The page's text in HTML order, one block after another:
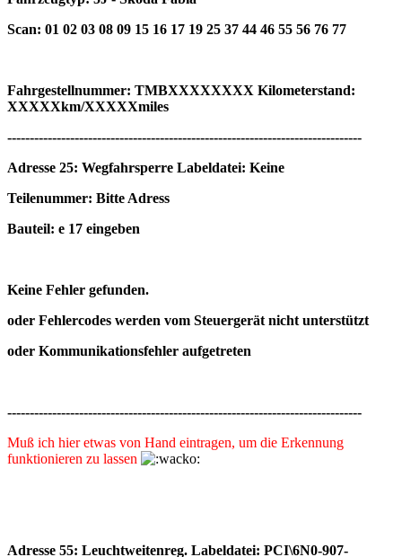
Scan: 01 02 03 08 09 15 16 17 19 25 37 44 46 55 56 76 77
Fahrgestellnummer: TMBXXXXXXXX Kilometerstand:
XXXXXkm/XXXXXmiles
-------------------------------------------------------------------------------
Adresse 25: Wegfahrsperre Labeldatei: Keine
Teilenummer: Bitte Adress
Bauteil: e 17 eingeben
Keine Fehler gefunden.
oder Fehlercodes werden vom Steuergerät nicht unterstützt
oder Kommunikationsfehler aufgetreten
-------------------------------------------------------------------------------
Muß ich hier etwas von Hand eintragen, um die Erkennung
funktionieren zu lassen
Adresse 55: Leuchtweitenreg. Labeldatei: PCI\6N0-907-